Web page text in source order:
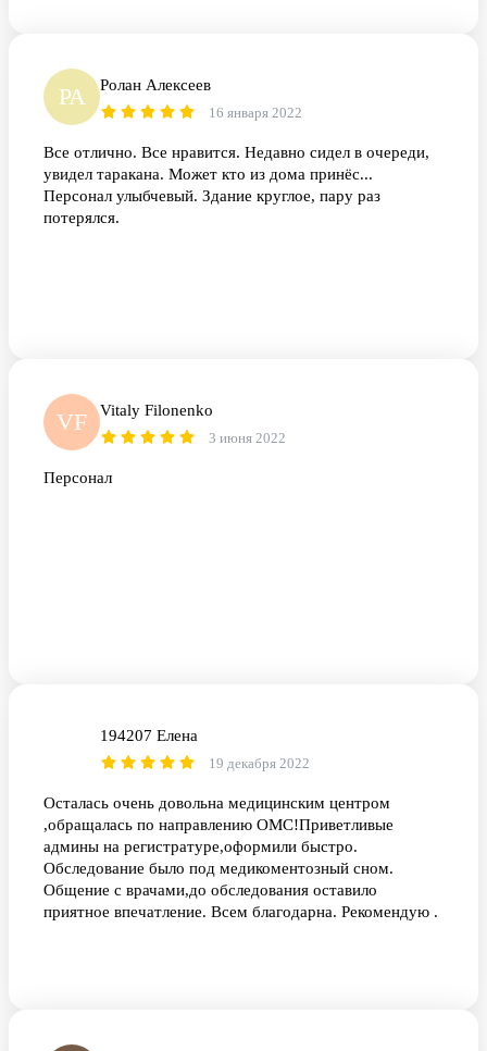
РА Ролан Алексеев
16 января 2022
Все отлично. Все нравится. Недавно сидел в очереди,
увидел таракана. Может кто из дома принёс...
Персонал улыбчевый. Здание круглое, пару раз
потерялся.
VF Vitaly Filonenko
3 июня 2022
Персонал
194207 Елена
19 декабря 2022
Осталась очень довольна медицинским центром
,обращалась по направлению ОМС!Приветливые
админы на регистратуре,оформили быстро.
Обследование было под медикоментозный сном.
Общение с врачами,до обследования оставило
приятное впечатление. Всем благодарна. Рекомендую .